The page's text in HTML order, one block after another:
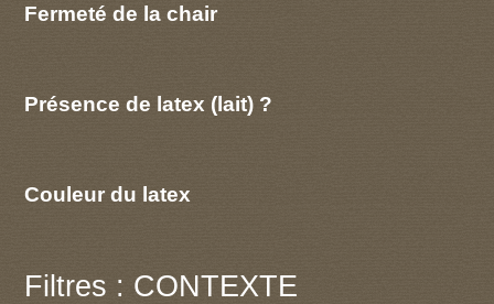
Fermeté de la chair
Présence de latex (lait) ?
Couleur du latex
Filtres : CONTEXTE